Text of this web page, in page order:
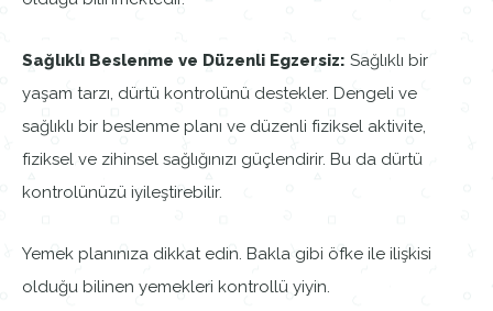
Sağlıklı Beslenme ve Düzenli Egzersiz: Sağlıklı bir
yaşam tarzı, dürtü kontrolünü destekler. Dengeli ve
sağlıklı bir beslenme planı ve düzenli fiziksel aktivite,
fiziksel ve zihinsel sağlığınızı güçlendirir. Bu da dürtü
kontrolünüzü iyileştirebilir.
Yemek planınıza dikkat edin. Bakla gibi öfke ile ilişkisi
olduğu bilinen yemekleri kontrollü yiyin.